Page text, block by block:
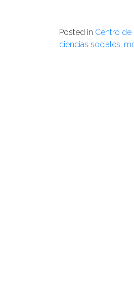
Posted in Centro de
ciencias sociales,